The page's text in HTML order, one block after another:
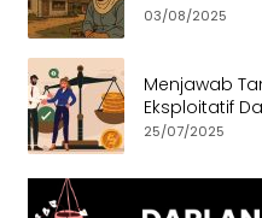
03/08/2025
Menjawab
Eksploitatif
Etis dan
25/07/2025